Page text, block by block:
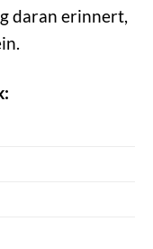
daran erinnert,